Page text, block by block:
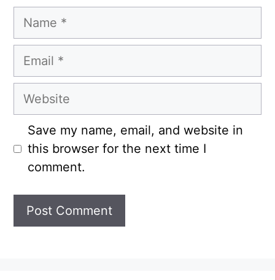
Name
Email
Website
Save my name, email, and website in
this browser for the next time I
comment.